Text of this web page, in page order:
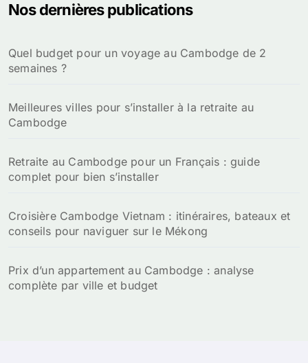
Nos dernières publications
Quel budget pour un voyage au Cambodge de 2
semaines ?
Meilleures villes pour s’installer à la retraite au
Cambodge
Retraite au Cambodge pour un Français : guide
complet pour bien s’installer
Croisière Cambodge Vietnam : itinéraires, bateaux et
conseils pour naviguer sur le Mékong
Prix d’un appartement au Cambodge : analyse
complète par ville et budget